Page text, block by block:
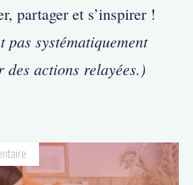
partager et s’inspirer !
pas systématiquement
des actions relayées.)